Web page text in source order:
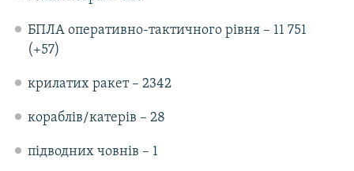
БПЛА оперативно-тактичного рівня – 11 751
(+57)
крилатих ракет – 2342
кораблів/катерів – 28
підводних човнів – 1